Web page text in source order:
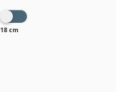
18 cm